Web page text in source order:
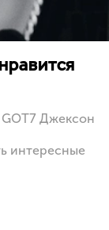
Джексон
интересные